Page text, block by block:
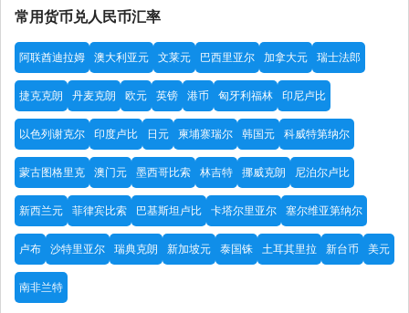
常用货币兑人民币汇率
阿联酋迪拉姆 澳大利亚元 文莱元 巴西里亚尔 加拿大元 瑞士法郎
捷克克朗 丹麦克朗 欧元 英镑 港币 匈牙利福林 印尼卢比
以色列谢克尔 印度卢比 日元 柬埔寨瑞尔 韩国元 科威特第纳尔
蒙古图格里克 澳门元 墨西哥比索 林吉特 挪威克朗 尼泊尔卢比
新西兰元 菲律宾比索 巴基斯坦卢比 卡塔尔里亚尔 塞尔维亚第纳尔
卢布 沙特里亚尔 瑞典克朗 新加坡元 泰国铢 土耳其里拉 新台币 美元
南非兰特